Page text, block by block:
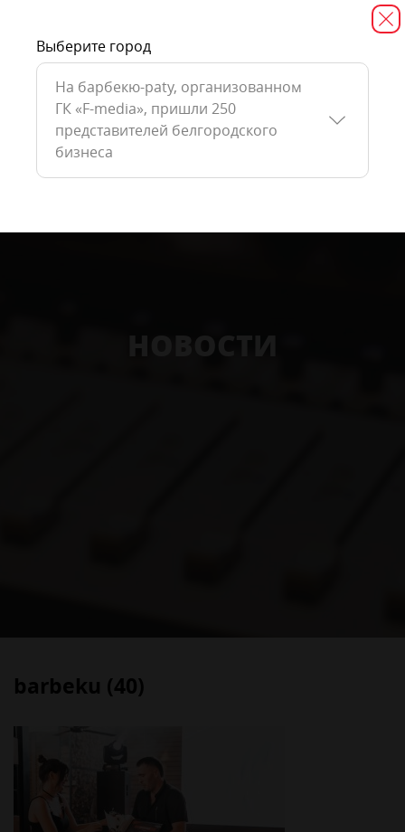
barbeku (40)
Выберите город
На барбекю-paty, организованном
ГК «F-media», пришли 250
представителей белгородского
бизнеса